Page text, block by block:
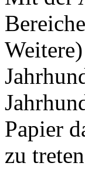
Papier
zu